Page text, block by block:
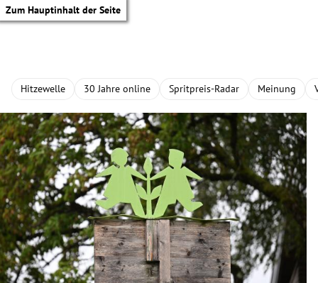
Zum Hauptinhalt der Seite
Hitzewelle 30 Jahre online Spritpreis-Radar Meinung